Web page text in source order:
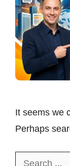
It seems we
Perhaps
Search